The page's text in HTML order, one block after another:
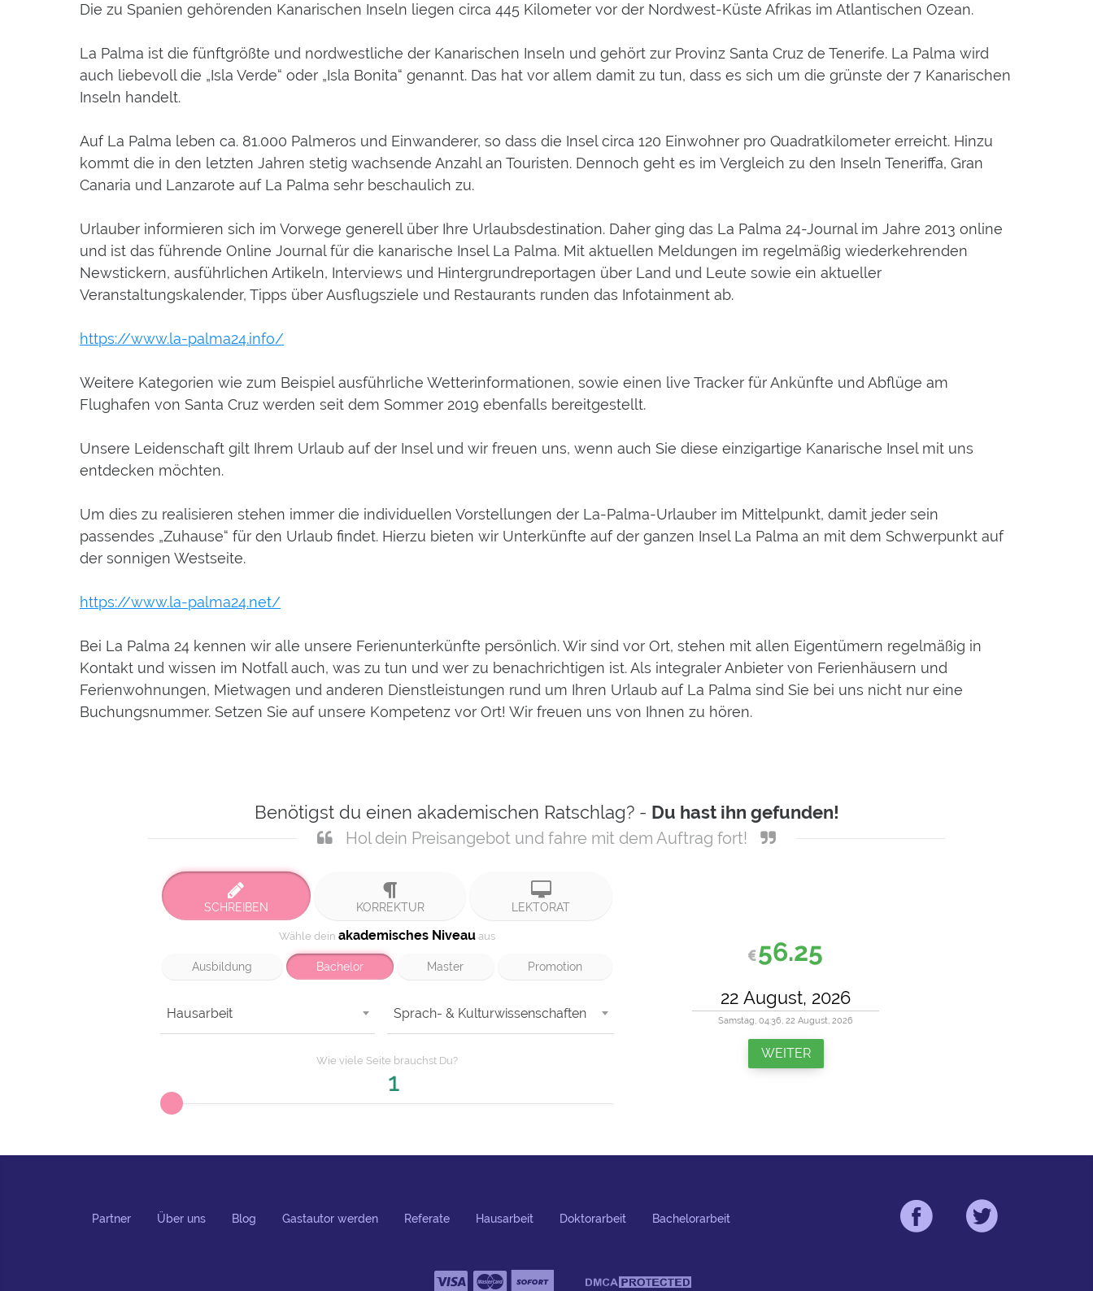
Die zu Spanien gehörenden Kanarischen Inseln liegen circa 445 Kilometer vor der Nordwest-Küste Afrikas im Atlantischen Ozean.
La Palma ist die fünftgrößte und nordwestliche der Kanarischen Inseln und gehört zur Provinz Santa Cruz de Tenerife. La Palma wird
auch liebevoll die „Isla Verde“ oder „Isla Bonita“ genannt. Das hat vor allem damit zu tun, dass es sich um die grünste der 7 Kanarischen
Inseln handelt.
Auf La Palma leben ca. 81.000 Palmeros und Einwanderer, so dass die Insel circa 120 Einwohner pro Quadratkilometer erreicht. Hinzu
kommt die in den letzten Jahren stetig wachsende Anzahl an Touristen. Dennoch geht es im Vergleich zu den Inseln Teneriffa, Gran
Canaria und Lanzarote auf La Palma sehr beschaulich zu.
Urlauber informieren sich im Vorwege generell über Ihre Urlaubsdestination. Daher ging das La Palma 24-Journal im Jahre 2013 online
und ist das führende Online Journal für die kanarische Insel La Palma. Mit aktuellen Meldungen im regelmäßig wiederkehrenden
Newstickern, ausführlichen Artikeln, Interviews und Hintergrundreportagen über Land und Leute sowie ein aktueller
Veranstaltungskalender, Tipps über Ausflugsziele und Restaurants runden das Infotainment ab.
https://www.la-palma24.info/
Weitere Kategorien wie zum Beispiel ausführliche Wetterinformationen, sowie einen live Tracker für Ankünfte und Abflüge am
Flughafen von Santa Cruz werden seit dem Sommer 2019 ebenfalls bereitgestellt.
Unsere Leidenschaft gilt Ihrem Urlaub auf der Insel und wir freuen uns, wenn auch Sie diese einzigartige Kanarische Insel mit uns
entdecken möchten.
Um dies zu realisieren stehen immer die individuellen Vorstellungen der La-Palma-Urlauber im Mittelpunkt, damit jeder sein
passendes „Zuhause“ für den Urlaub findet. Hierzu bieten wir Unterkünfte auf der ganzen Insel La Palma an mit dem Schwerpunkt auf
der sonnigen Westseite.
https://www.la-palma24.net/
Bei La Palma 24 kennen wir alle unsere Ferienunterkünfte persönlich. Wir sind vor Ort, stehen mit allen Eigentümern regelmäßig in
Kontakt und wissen im Notfall auch, was zu tun und wer zu benachrichtigen ist. Als integraler Anbieter von Ferienhäusern und
Ferienwohnungen, Mietwagen und anderen Dienstleistungen rund um Ihren Urlaub auf La Palma sind Sie bei uns nicht nur eine
Buchungsnummer. Setzen Sie auf unsere Kompetenz vor Ort! Wir freuen uns von Ihnen zu hören.
Benötigst du einen akademischen Ratschlag? - Du hast ihn gefunden!
Hol dein Preisangebot und fahre mit dem Auftrag fort!
SCHREIBEN KORREKTUR LEKTORAT
Wähle dein akademisches Niveau aus
Ausbildung Bachelor Master Promotion
Hausarbeit Sprach- & Kulturwissenschaften
Wie viele Seite brauchst Du?
56.25
Samstag, 04:36, 22 August, 2026
WEITER
Partner Über uns Blog Gastautor werden Referate Hausarbeit Doktorarbeit Bachelorarbeit